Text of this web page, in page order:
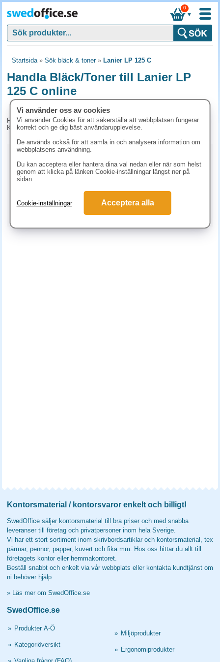
▼
0
Startsida» Sök bläck & toner» Lanier LP 125 C
Handla Bläck/Toner till Lanier LP
125 C online
För tillfället har vi inga produkter kopplade till denna maskin.
Kontakta kundtjänst på tel. 08-24 50 55 för mer information.
Vitt papper Färgat papper Premiumpapper
Laserark och BG-talonger
Kontorsmaterial / kontorsvaror enkelt och billigt!
SwedOffice säljer kontorsmaterial till bra priser och med snabba
leveranser till företag och privatpersoner inom hela Sverige.
Vi har ett stort sortiment inom skrivbordsartiklar och kontorsmaterial, tex
pärmar, pennor, papper, kuvert och fika mm. Hos oss hittar du allt till
företagets kontor eller hemmakontoret.
Beställ snabbt och enkelt via vår webbplats eller kontakta kundtjänst om
ni behöver hjälp.
» Läs mer om SwedOffice.se
SwedOffice.se
» Produkter A-Ö
» Kategoriöversikt
» Miljöprodukter
» Ergonomiprodukter
Vi använder oss av cookies
Vi använder Cookies för att säkerställa att webbplatsen fungerar
korrekt och ge dig bäst användarupplevelse.
De används också för att samla in och analysera information om
webbplatsens användning.
Du kan acceptera eller hantera dina val nedan eller när som helst
genom att klicka på länken Cookie-inställningar längst ner på
sidan.
Cookie-inställningar Acceptera alla